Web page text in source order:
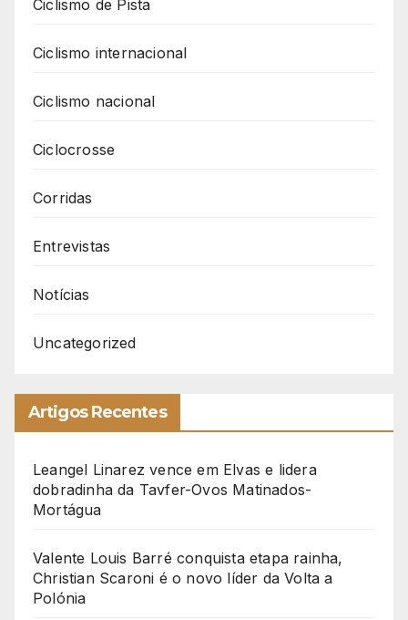
Ciclismo de Pista
Ciclismo internacional
Ciclismo nacional
Ciclocrosse
Corridas
Entrevistas
Notícias
Uncategorized
Artigos Recentes
Leangel Linarez vence em Elvas e lidera
dobradinha da Tavfer-Ovos Matinados-
Mortágua
Valente Louis Barré conquista etapa rainha,
Christian Scaroni é o novo líder da Volta a
Polónia